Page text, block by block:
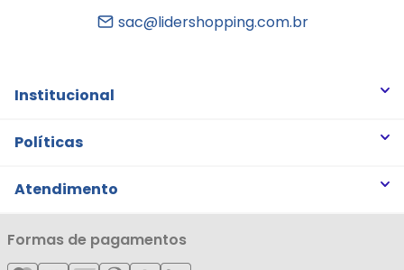
sac@lidershopping.com.br
Institucional
Quem somos
Notícias
Cartão Líderzan
Políticas
Trocas e Devoluções
Política de Privacidade
Política de Entrega
Atendimento
Minha Conta
Meus Pedidos
Formas de pagamentos